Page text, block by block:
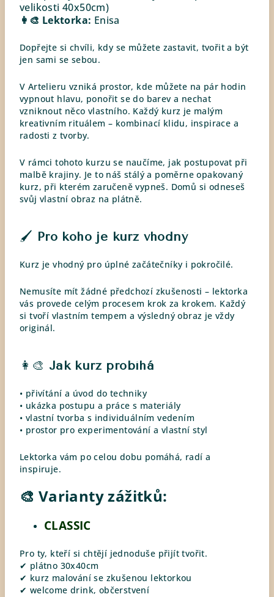
velikosti 40x50cm)
👩‍🎨 Lektorka: Enisa
Dopřejte si chvíli, kdy se můžete zastavit, tvořit a být
jen sami se sebou.
V Artelieru vzniká prostor, kde můžete na pár hodin
vypnout hlavu, ponořit se do barev a nechat
vzniknout něco vlastního. Každý kurz je malým
kreativním rituálem – kombinací klidu, inspirace a
radosti z tvorby.
V rámci tohoto kurzu se naučíme, jak postupovat při
malbě krajiny. Je to náš stálý a poměrne opakovaný
kurz, při kterém zaručeně vypneš. Domů si odneseš
svůj vlastní obraz na plátně.
🖌️ Pro koho je kurz vhodný
Kurz je vhodný pro úplné začátečníky i pokročilé.
Nemusíte mít žádné předchozí zkušenosti – lektorka
vás provede celým procesem krok za krokem. Každý
si tvoří vlastním tempem a výsledný obraz je vždy
originál.
👩‍🎨 Jak kurz probíhá
• přivítání a úvod do techniky
• ukázka postupu a práce s materiály
• vlastní tvorba s individuálním vedením
• prostor pro experimentování a vlastní styl
Lektorka vám po celou dobu pomáhá, radí a
inspiruje.
🎨 Varianty zážitků:
CLASSIC
Pro ty, kteří si chtějí jednoduše přijít tvořit.
✔ plátno 30x40cm
✔ kurz malování se zkušenou lektorkou
✔ welcome drink, občerstvení